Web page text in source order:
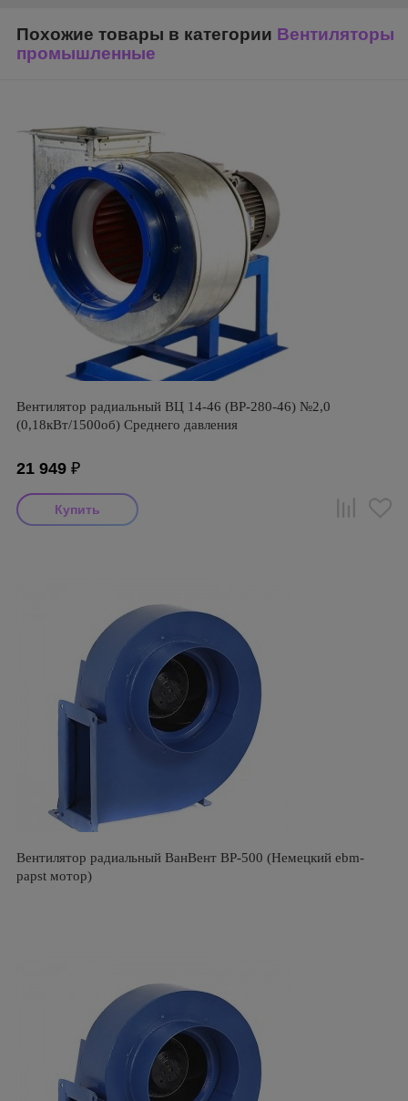
Похожие товары в категории Вентиляторы
промышленные
Вентилятор радиальный ВЦ 14-46 (ВР-280-46) №2,0
(0,18кВт/1500об) Среднего давления
21 949 ₽
Вентилятор радиальный ВанВент BP-500 (Немецкий ebm-
papst мотор)